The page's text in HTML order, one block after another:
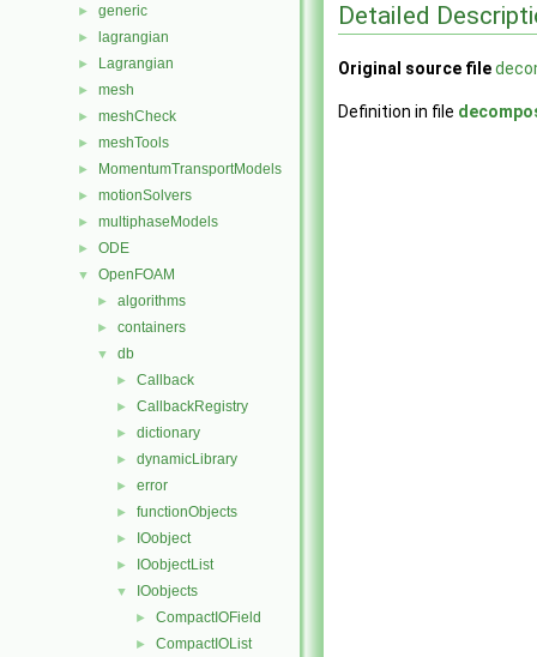
► generic
► lagrangian
► Lagrangian
► mesh
► meshCheck
► meshTools
► MomentumTransportModels
► motionSolvers
► multiphaseModels
► ODE
▼ OpenFOAM
► algorithms
► containers
▼ db
► Callback
► CallbackRegistry
► dictionary
► dynamicLibrary
► error
► functionObjects
► IOobject
► IOobjectList
▼ IOobjects
► CompactIOField
► CompactIOList
Detailed
Original source file
Definition in file